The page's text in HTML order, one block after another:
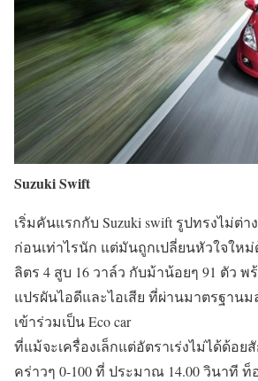
Suzuki Swift
เริ่มคันแรกกับ Suzuki swift รูปทรงไม่ต่
ก่อนเท่าไรนัก แต่มันถูกเปลี่ยนหัวใจใหม่
ลิตร 4 สูบ 16 วาล์ว กับม้าน้อยๆ 91 ตัว พ
แปรผันไอดีและไอเสีย ที่ผ่านมาตรฐาน
เข้าร่วมเป็น Eco car
ที่แม้จะเครื่องเล็กแต่อัตราเร่งไม่ได้ด้อย
คร่าวๆ 0-100 ที่ ประมาณ 14.00 วินาที